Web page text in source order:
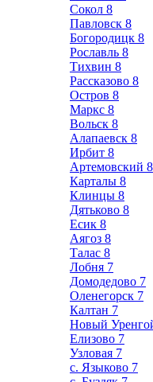
Сокол 8
Павловск 8
Богородицк 8
Рославль 8
Тихвин 8
Рассказово 8
Остров 8
Маркс 8
Вольск 8
Алапаевск 8
Ирбит 8
Артемовский 8
Карталы 8
Клинцы 8
Дятьково 8
Есик 8
Аягоз 8
Талас 8
Лобня 7
Домодедово 7
Оленегорск 7
Калтан 7
Новый
Елизово 7
Узловая 7
с. Языково 7